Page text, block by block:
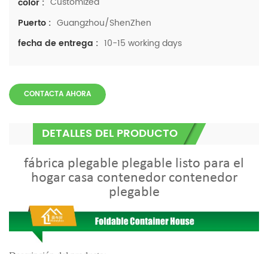
Puerto : Guangzhou/ShenZhen
fecha de entrega : 10-15 working days
CONTACTA AHORA
DETALLES DEL PRODUCTO
fábrica plegable plegable listo para el
hogar casa contenedor contenedor
plegable